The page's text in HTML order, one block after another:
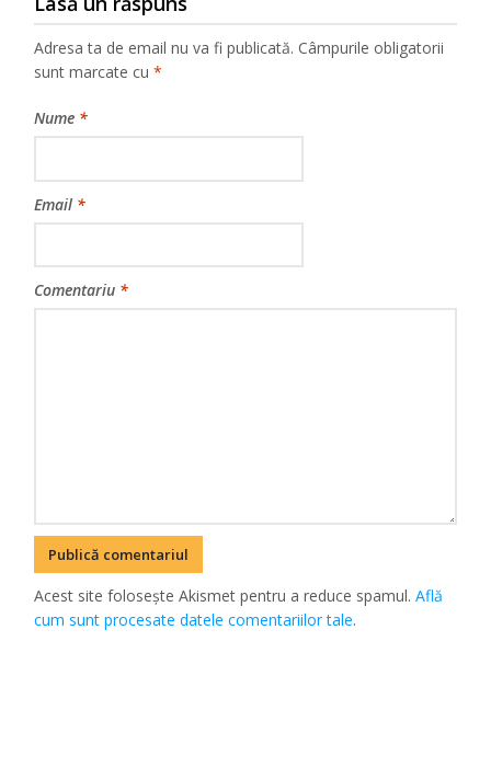
Adresa ta de email nu va fi publicată. Câmpurile obligatorii
sunt marcate cu*
Nume *
Email *
Comentariu *
Acest site folosește Akismet pentru a reduce spamul.Află
cum sunt procesate datele comentariilor tale.